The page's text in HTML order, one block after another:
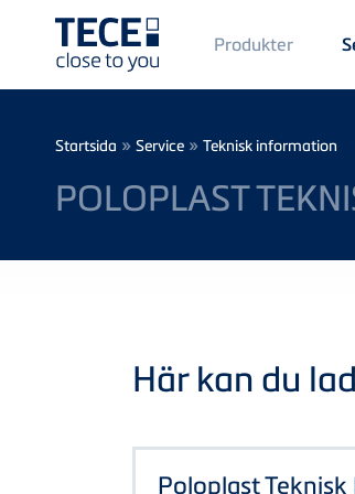
Main
Menü
1
Produkter
Breadcrumb
Startsida » Service » Teknisk information
POLOPLAST
Här kan du
Poloplast